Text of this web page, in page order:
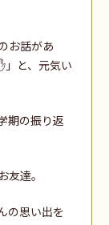
お話があ
」と、元気い
期の振り返
達。
の思い出を